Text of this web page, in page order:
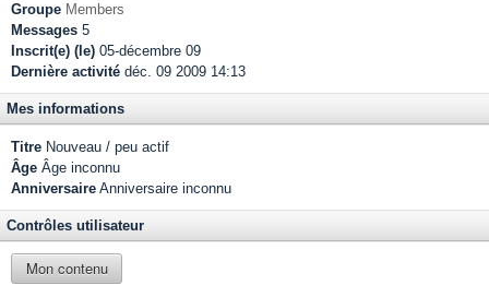
Groupe Members
Messages 5
Inscrit(e) (le) 05-décembre 09
Dernière activité déc. 09 2009 14:13
Mes informations
Titre Nouveau / peu actif
Âge Âge inconnu
Anniversaire Anniversaire inconnu
Contrôles utilisateur
Mon contenu